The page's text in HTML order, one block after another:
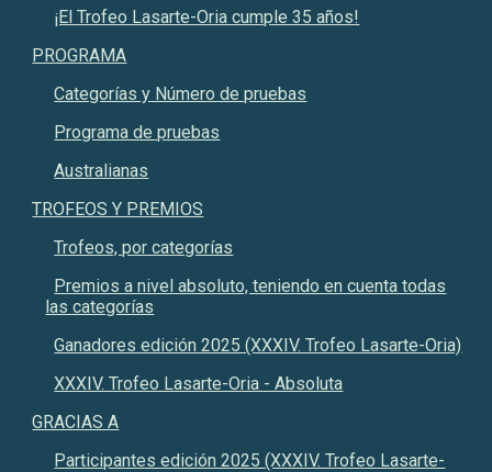
¡El Trofeo Lasarte-Oria cumple 35 años!
PROGRAMA
Categorías y Número de pruebas
Programa de pruebas
Australianas
TROFEOS Y PREMIOS
Trofeos, por categorías
Premios a nivel absoluto, teniendo en cuenta todas
las categorías
Ganadores edición 2025 (XXXIV. Trofeo Lasarte-Oria)
XXXIV. Trofeo Lasarte-Oria - Absoluta
GRACIAS A
Participantes edición 2025 (XXXIV. Trofeo Lasarte-